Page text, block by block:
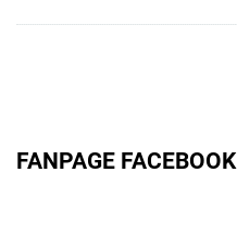
FANPAGE FACEBOOK